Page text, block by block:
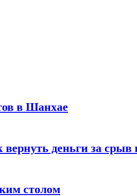
в Шанхае
деньги за срыв
столом